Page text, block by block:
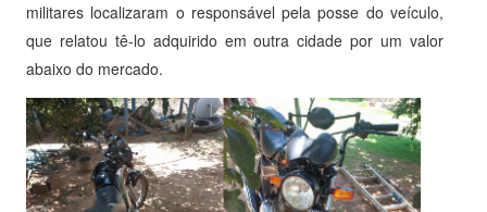
militares localizaram o responsável pela posse do veículo,
que relatou tê-lo adquirido em outra cidade por um valor
abaixo do mercado.